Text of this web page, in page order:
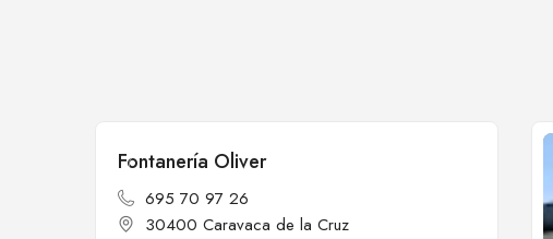
Cerrado
Fontanería Oliver
695 70 97 26
30400 Caravaca de la Cruz